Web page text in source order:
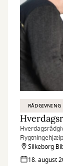
RÅDGIVNING
Silkeborg
18. august